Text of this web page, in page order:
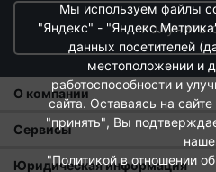
Турецкое
чугунной форме
БрендLAVA, основанный в 2011
Casting Industry Inc.
, является
производителем на юго-западе
Стоимость доставки в
в Московской Области и
Интервал доставки по
При заказе в пункт выдачи
рассчитывается согласно
выдачи осуществляется только
получить
О компании
О нас
Магазины
Сервисы
Оплата и тарифы доставки
Юридическая информация
Мы используем файлы
"Яндекс" -
данных посетителей
местоположении и
работоспособности и
сайта. Оставаясь на
"принять", Вы
"Политикой в отношении